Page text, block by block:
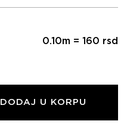
0.10m = 160 rsd
DODAJ U KORPU